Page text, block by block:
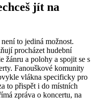
jít na
to jediná možnost.
procházet hudební
žánru a polohy a spojit se s
Fanouškové komunity
vlákna specificky pro
to přispět i do místních
zpráva o koncertu, na